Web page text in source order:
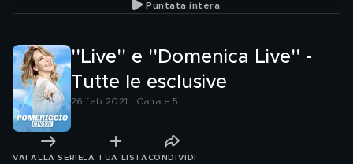
Puntata intera
''Live'' e ''Domenica Live'' -
Tutte le esclusive
26 feb 2021 | Canale 5
VAI ALLA SERIE LA TUA LISTA CONDIVIDI